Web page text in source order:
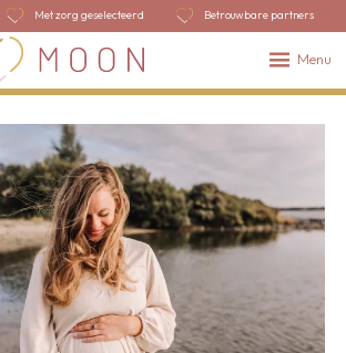
Met zorg geselecteerd Betrouwbare partners
Menu